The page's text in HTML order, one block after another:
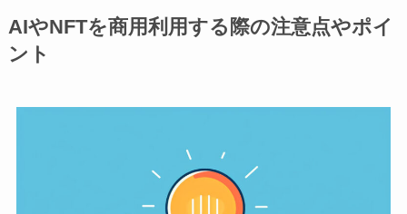
AIやNFTを商用利用する際の注意点やポイ
ント